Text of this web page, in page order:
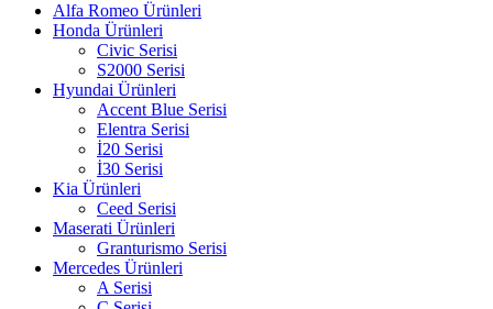
Alfa Romeo Ürünleri
Honda Ürünleri
Civic Serisi
S2000 Serisi
Hyundai Ürünleri
Accent Blue Serisi
Elentra Serisi
İ20 Serisi
İ30 Serisi
Kia Ürünleri
Ceed Serisi
Maserati Ürünleri
Granturismo Serisi
Mercedes Ürünleri
A Serisi